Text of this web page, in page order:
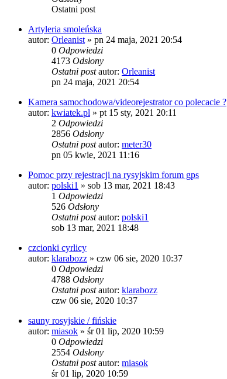
Ostatni post
Artyleria smoleńska
autor: Orleanist » pn 24 maja, 2021 20:54
0 Odpowiedzi
4173 Odsłony
Ostatni postautor: Orleanist
pn 24 maja, 2021 20:54
Kamera samochodowa/videorejestrator co polecacie ?
autor: kwiatek.pl » pt 15 sty, 2021 20:11
2 Odpowiedzi
2856 Odsłony
Ostatni postautor: meter30
pn 05 kwie, 2021 11:16
Pomoc przy rejestracji na rysyjskim forum gps
autor: polski1 » sob 13 mar, 2021 18:43
1 Odpowiedzi
526 Odsłony
Ostatni postautor: polski1
sob 13 mar, 2021 18:48
czcionki cyrlicy
autor: klarabozz » czw 06 sie, 2020 10:37
0 Odpowiedzi
4788 Odsłony
Ostatni postautor: klarabozz
czw 06 sie, 2020 10:37
sauny rosyjskie / fińskie
autor: miasok » śr 01 lip, 2020 10:59
0 Odpowiedzi
2554 Odsłony
Ostatni postautor: miasok
śr 01 lip, 2020 10:59